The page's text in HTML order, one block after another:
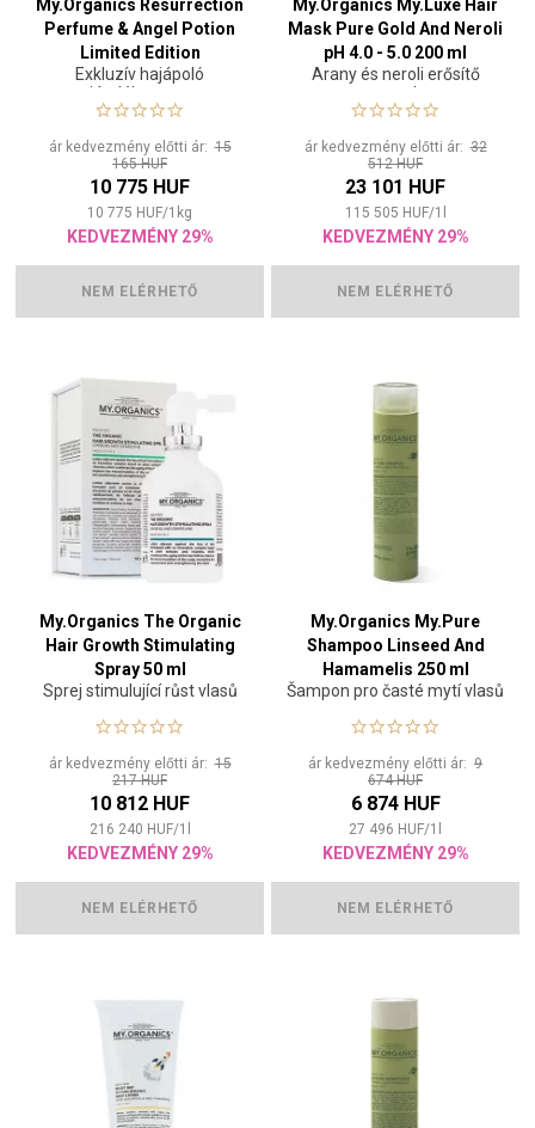
My.Organics Resurrection
Perfume & Angel Potion
Limited Edition
Exkluzív hajápoló
ajándékcsomag
ár kedvezmény előtti ár:15
165 HUF
10 775 HUF
10 775 HUF/1 kg
KEDVEZMÉNY 29%
NEM ELÉRHETŐ
My.Organics My.Luxe Hair
Mask Pure Gold And Neroli
pH 4.0 - 5.0 200 ml
Arany és neroli erősítő
maszk
ár kedvezmény előtti ár:32
512 HUF
23 101 HUF
115 505 HUF/1
KEDVEZMÉNY 29%
NEM ELÉRHETŐ
My.Organics The Organic
Hair Growth Stimulating
Spray 50 ml
Sprej stimulující růst vlasů
ár kedvezmény előtti ár:15
217 HUF
10 812 HUF
216 240 HUF/1
KEDVEZMÉNY 29%
NEM ELÉRHETŐ
My.Organics My.Pure
Shampoo Linseed And
Hamamelis 250 ml
Šampon pro časté mytí vlasů
ár kedvezmény előtti ár: 9
674 HUF
6 874 HUF
27 496 HUF/1
KEDVEZMÉNY 29%
NEM ELÉRHETŐ